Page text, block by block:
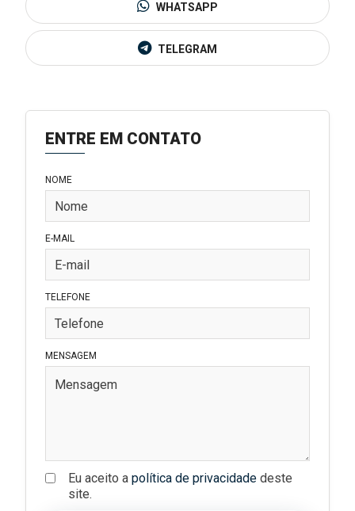
ENTRE EM CONTATO
NOME
E-MAIL
TELEFONE
MENSAGEM
Eu aceito a política de privacidade deste
site.
WHATSAPP
TELEGRAM